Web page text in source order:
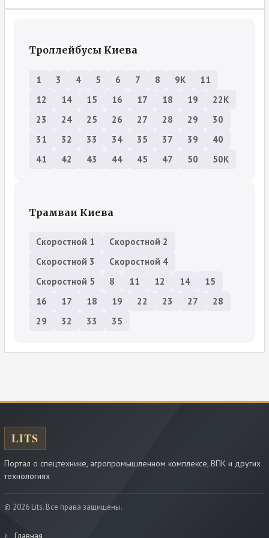
Троллейбусы Киева
1 3 4 5 6 7 8 9К
11
12
14 15 16 17 18 19
22К
23
24 25 26 27 28 29
30
31
32 33 34 35 37 39
40
41
42 43 44 45 47 50 50К
Трамваи Киева
Скоростной 1
Скоростной 2
Скоростной 3
Скоростной 4
Скоростной 5
8 11 12 14
15
16
17 18 19 22 23 27
28
29
32 33 35
Портал о спецтехнике, агропромышленном комплексе, ВПК и других
технологиях
© 2026 Lits. Все права защищены.
Главная